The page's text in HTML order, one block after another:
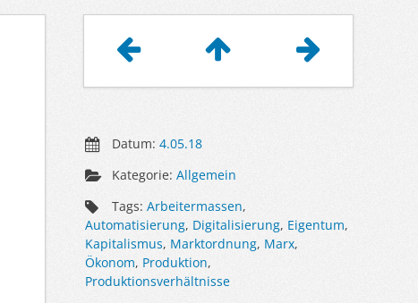
Datum:4.05.18
Kategorie:Allgemein
Tags: Arbeitermassen,
Automatisierung, Digitalisierung, Eigentum,
Kapitalismus, Marktordnung, Marx,
Ökonom, Produktion,
Produktionsverhältnisse